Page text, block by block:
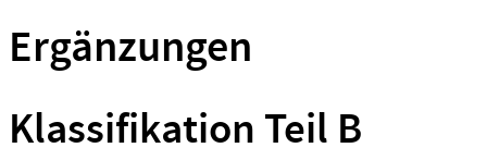
Ergänzungen
Klassifikation Teil B